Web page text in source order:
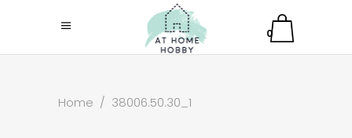
0
Home / 38006.50.30_1